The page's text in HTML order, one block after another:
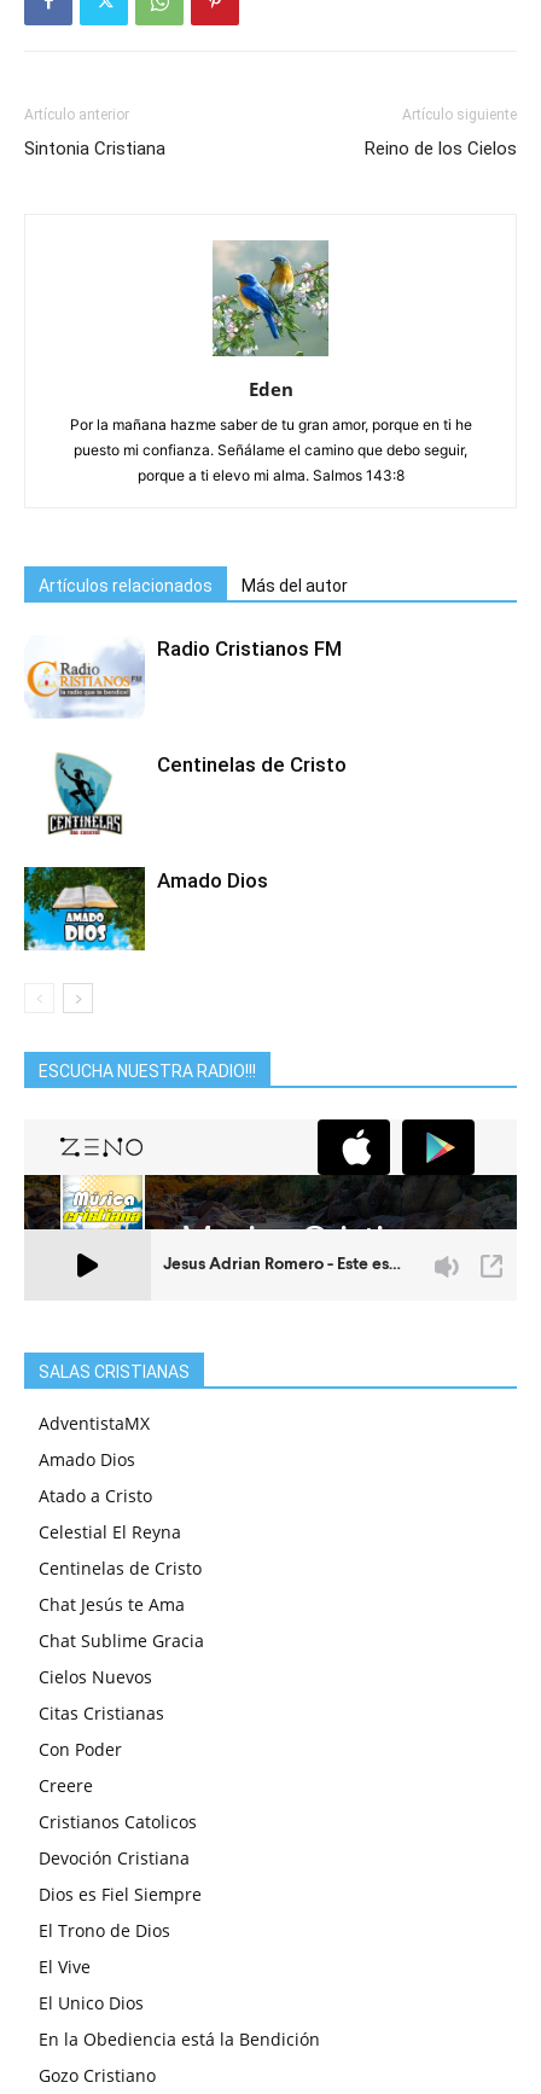
Artículo anterior
Sintonia Cristiana
Artículo siguiente
Reino de los Cielos
Eden
Por la mañana hazme saber de tu gran amor, porque en ti he
puesto mi confianza. Señálame el camino que debo seguir,
porque a ti elevo mi alma. Salmos 143:8
Artículos relacionados Más del autor
Radio Cristianos FM
Centinelas de Cristo
Amado Dios
ESCUCHA NUESTRA RADIO!!!
SALAS CRISTIANAS
AdventistaMX
Amado Dios
Atado a Cristo
Celestial El Reyna
Centinelas de Cristo
Chat Jesús te Ama
Chat Sublime Gracia
Cielos Nuevos
Citas Cristianas
Con Poder
Creere
Cristianos Catolicos
Devoción Cristiana
Dios es Fiel Siempre
El Trono de Dios
El Vive
El Unico Dios
En la Obediencia está la Bendición
Gozo Cristiano